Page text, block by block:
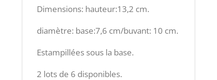
Dimensions: hauteur:13,2 cm.
diamètre: base:7,6 cm/buvant: 10 cm.
Estampillées sous la base.
2 lots de 6 disponibles.